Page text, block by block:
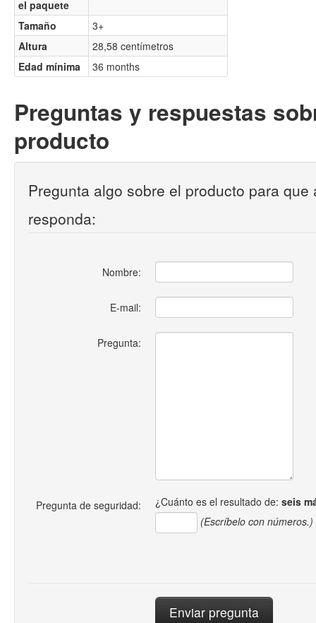
el paquete
Tamaño
3+
Altura
28,58 centímetros
Edad mínima
36 months
Preguntas y respuestas
producto
Pregunta algo sobre el producto para que
responda:
Nombre:
E-mail:
Pregunta:
Pregunta de seguridad: ¿Cuánto es el resultado de: seis
(Escríbelo con números.)